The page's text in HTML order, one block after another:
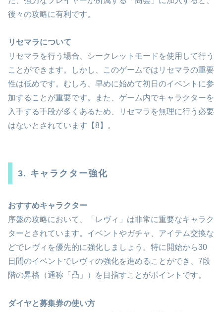
後々の攻略に有利です。
リセマラについて
リセマラを行う場合、シークレットモードを使用して行う
ことができます。しかし、このゲームではリセマラの重要
性は低めです。むしろ、早めに始めて初日のイベントに参
加することが重要です。また、ゲーム内でキャラクターを
入手する手段が多くあるため、リセマラを無理に行う必要
はないとされています【8】。
3. キャラクター強化
おすすめキャラクター
序盤の攻略において、「レヴィ」は非常に重要なキャラク
ターとされています。イベントやガチャ、アイテム交換な
どでレヴィを優先的に強化しましょう。特に開始から30
日間のイベントでレヴィの強化を進めることができ、7段
階の昇格（通称「凸」）を目指すことがポイントです。
ダイヤと募集券の使い方